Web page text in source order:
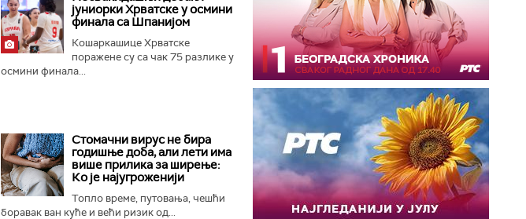
јуниорки Хрватске у осмини
финала са Шпанијом
Кошаркашице Хрватске
поражене су са чак 75 разлике у
осмини финала...
Стомачни вирус не бира
годишње доба, али лети има
више прилика за ширење:
Ко је најугроженији
Топло време, путовања, чешћи
боравак ван куће и већи ризик од...